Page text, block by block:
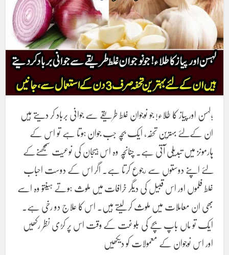
;لہسن اور پیاز کا طلاء! جو نوجوان غلط طریقے سے جوانی برباد کر دیتے ہیں
ان کےلئے بہترین تحفہ، ایک بچہ جب جوان ہوتا ہے تو اس کے
ہارمونز میں تبدیلی آتی ہے۔ چنانچہ وہ اس ہیجان کی نوعیت سمجھنےکے
لئے اپنے دوستوں سے رجوع کرتا ہے۔ اگر اس کے دوست احباب
غلط فلموں اور اس قبیل کی دیگر خرافات میں ملوث ہوتے ہیںتو وہ اسے
بھی ان معاملات میں ملوث کرلیتے ہیں۔ اس کا علاج دو رخی ہے۔
ایک تو ماں باپ بچے کی بلوغت کے وقت اس پر کڑی نظر رکھیں
اور اس نوجوان کے معمولات کو دیکھیں